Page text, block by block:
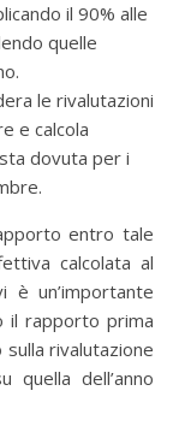
il 90% alle
quelle
le rivalutazioni
e calcola
dovuta per i
entro tale
calcolata al
è un’importante
il rapporto prima
sulla rivalutazione
quella dell’anno